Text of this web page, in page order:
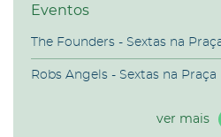
Eventos
The Founders - Sextas na
Robs Angels - Sextas na Praça
ver mais